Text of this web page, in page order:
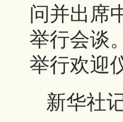
问并出席
举行会谈
举行欢迎
新华社